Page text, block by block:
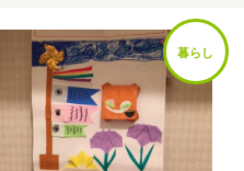
暮らし